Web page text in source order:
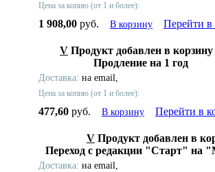
Цена за копию (от 1 и более):
1 908,00 руб. В корзину Перейти в
V Продукт добавлен в корзину
Продление на 1 год
Доставка: на email,
Цена за копию (от 1 и более):
477,60 руб. В корзину Перейти в
V Продукт добавлен в
Переход с редакции "Старт" на
Доставка: на email,